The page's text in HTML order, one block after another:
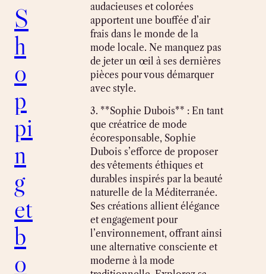
S
h
o
p
pi
n
g
et
b
o
audacieuses et colorées
apportent une bouffée d’air
frais dans le monde de la
mode locale. Ne manquez pas
de jeter un œil à ses dernières
pièces pour vous démarquer
avec style.
3. **Sophie Dubois** : En tant
que créatrice de mode
écoresponsable, Sophie
Dubois s’efforce de proposer
des vêtements éthiques et
durables inspirés par la beauté
naturelle de la Méditerranée.
Ses créations allient élégance
et engagement pour
l’environnement, offrant ainsi
une alternative consciente et
moderne à la mode